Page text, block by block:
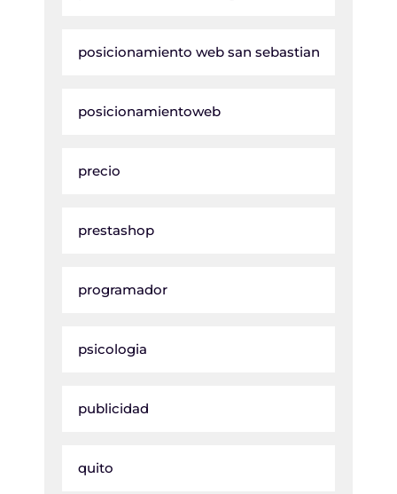
posicionamiento web san sebastian
posicionamientoweb
precio
prestashop
programador
psicologia
publicidad
quito